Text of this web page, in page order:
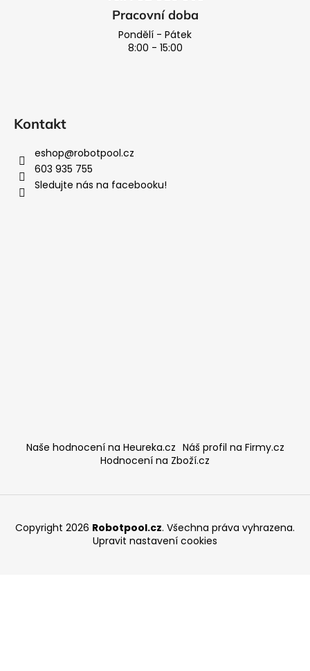
Pracovní doba
Pondělí - Pátek
8:00 - 15:00
Kontakt
eshop@robotpool.cz
603 935 755
Sledujte nás na facebooku!
Naše hodnocení na Heureka.cz Náš profil na Firmy.cz
Hodnocení na Zboží.cz
Copyright 2026 Robotpool.cz. Všechna práva vyhrazena.
Upravit nastavení cookies